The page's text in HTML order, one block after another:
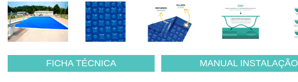
FICHA TÉCNICA MANUAL INSTALAÇÃO